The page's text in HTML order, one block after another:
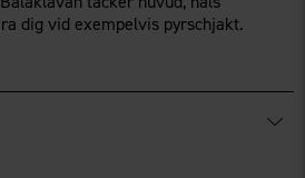
dig vid exempelvis pyrschjakt.